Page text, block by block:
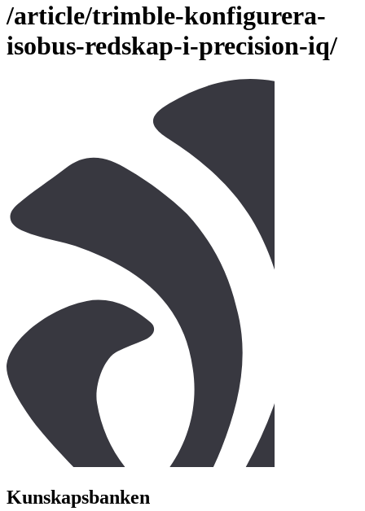
/article/trimble-konfigurera-
isobus-redskap-i-precision-iq/
Kunskapsbanken